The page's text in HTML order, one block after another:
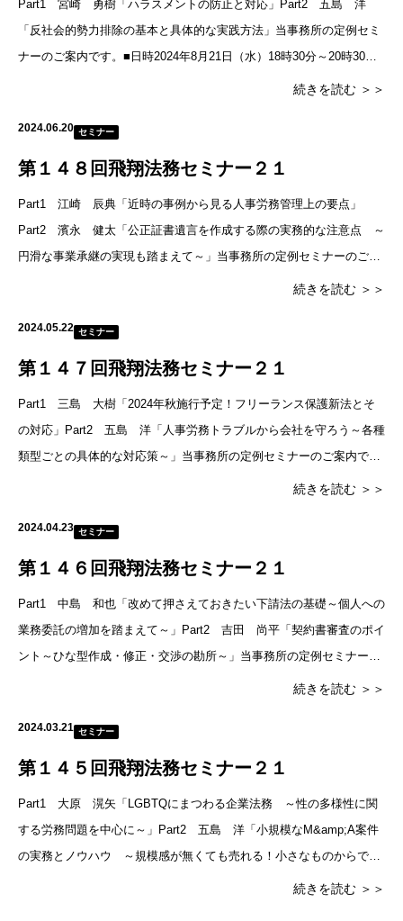
Part1 宮崎 勇樹「ハラスメントの防止と対応」Part2 五島 洋
「反社会的勢力排除の基本と具体的な実践方法」当事務所の定例セミ
ナーのご案内です。■日時2024年8月21日（水）18時30分～20時30分
続きを読む ＞＞
2024.06.20 セミナー
第１４８回飛翔法務セミナー２１
Part1 江崎 辰典「近時の事例から見る人事労務管理上の要点」
Part2 濱永 健太「公正証書遺言を作成する際の実務的な注意点 ～
円滑な事業承継の実現も踏まえて～」当事務所の定例セミナーのご案
続きを読む ＞＞
2024.05.22 セミナー
第１４７回飛翔法務セミナー２１
Part1 三島 大樹「2024年秋施行予定！フリーランス保護新法とそ
の対応」Part2 五島 洋「人事労務トラブルから会社を守ろう～各種
類型ごとの具体的な対応策～」当事務所の定例セミナーのご案内で
続きを読む ＞＞
2024.04.23 セミナー
第１４６回飛翔法務セミナー２１
Part1 中島 和也「改めて押さえておきたい下請法の基礎～個人への
業務委託の増加を踏まえて～」Part2 吉田 尚平「契約書審査のポイ
ント～ひな型作成・修正・交渉の勘所～」当事務所の定例セミナーの
続きを読む ＞＞
2024.03.21 セミナー
第１４５回飛翔法務セミナー２１
Part1 大原 滉矢「LGBTQにまつわる企業法務 ～性の多様性に関
する労務問題を中心に～」Part2 五島 洋「小規模なM&amp;A案件
の実務とノウハウ ～規模感が無くても売れる！小さなものからでも
買える！～」当事務所の定例セミナーのご案内です。続きを読む ＞＞